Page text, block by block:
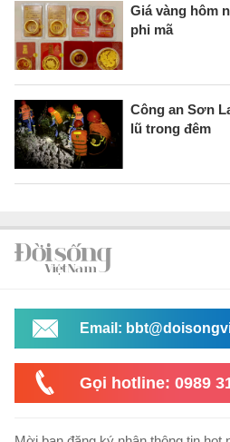
Giá vàng hôm
phi mã
Công an Sơn
lũ trong đêm
Email:
Gọi hotline: 0989